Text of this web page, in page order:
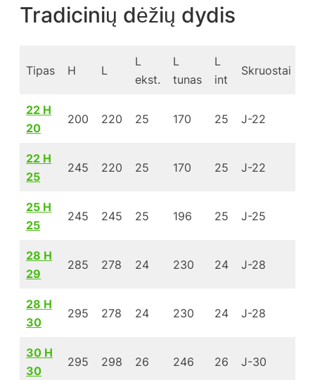
Tradicinių dėžių dydis
Tipas H L
L
ekst.
L
tunas
L
int
Skruostai
22 H
20
200 220 25 170 25 J-22
22 H
25
245 220 25 170 25 J-22
25 H
25
245 245 25 196 25 J-25
28 H
29
285 278 24 230 24 J-28
28 H
30
295 278 24 230 24 J-28
30 H
30
295 298 26 246 26 J-30